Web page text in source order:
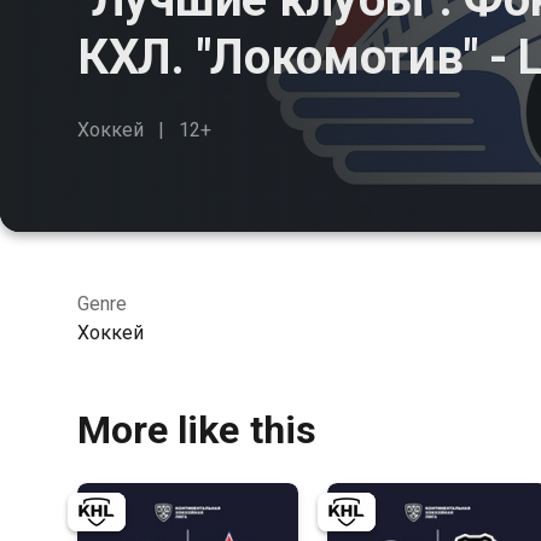
КХЛ. "Локомотив" -
Хоккей 12+
Genre
Хоккей
More like this